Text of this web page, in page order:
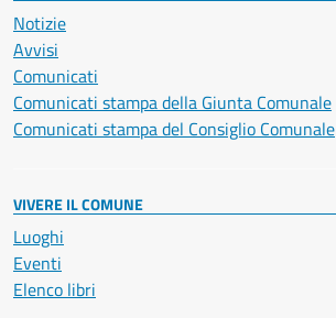
Notizie
Avvisi
Comunicati
Comunicati stampa della Giunta Comunale
Comunicati stampa del Consiglio Comunale
VIVERE IL COMUNE
Luoghi
Eventi
Elenco libri